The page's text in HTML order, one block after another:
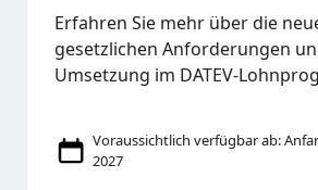
Erfahren Sie mehr über die
gesetzlichen Anforderungen
Umsetzung im DATEV-
Voraussichtlich verfügbar ab:
2027